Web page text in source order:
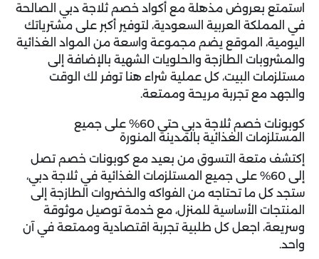
استمتع بعروض مذهلة مع أكواد خصم ثلاجة دبي الصالحة
في المملكة العربية السعودية، لتوفير أكبر على مشترياتك
اليومية، الموقع يضم مجموعة واسعة من المواد الغذائية
والمشروبات الطازجة والحلويات الشهية بالإضافة إلى
مستلزمات البيت، كل عملية شراء هنا توفر لك الوقت
والجهد مع تجربة مريحة وممتعة.
كوبونات خصم ثلاجة دبي حتى 60% على جميع
المستلزمات الغذائية بالمدينة المنورة
إكتشف متعة التسوق من بعيد مع كوبونات خصم تصل
إلى 60% على جميع المستلزمات الغذائية في ثلاجة دبي،
ستجد كل ما تحتاجه من الفواكه والخضروات الطازجة إلى
المنتجات الأساسية للمنزل، مع خدمة توصيل موثوقة
وسريعة، اجعل كل طلبية تجربة اقتصادية وممتعة في آن
واحد.